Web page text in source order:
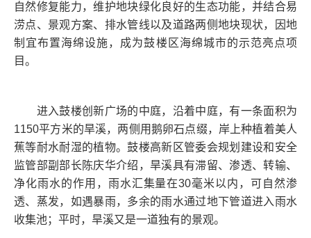
自然修复能力，维护地块绿化良好的生态功能，并结合易
涝点、景观方案、排水管线以及道路两侧地块现状，因地
制宜布置海绵设施，成为鼓楼区海绵城市的示范亮点项
目。
进入鼓楼创新广场的中庭，沿着中庭，有一条面积为
1150平方米的旱溪，两侧用鹅卵石点缀，岸上种植着美人
蕉等耐水耐湿的植物。鼓楼高新区管委会规划建设和安全
监管部副部长陈庆华介绍，旱溪具有滞留、渗透、转输、
净化雨水的作用，雨水汇集量在30毫米以内，可自然渗
透、蒸发，如遇暴雨，多余的雨水通过地下管道进入雨水
收集池；平时，旱溪又是一道独有的景观。